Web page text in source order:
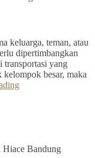
keluarga, teman, atau
dipertimbangkan
transportasi yang
besar, maka
Hiace Bandung